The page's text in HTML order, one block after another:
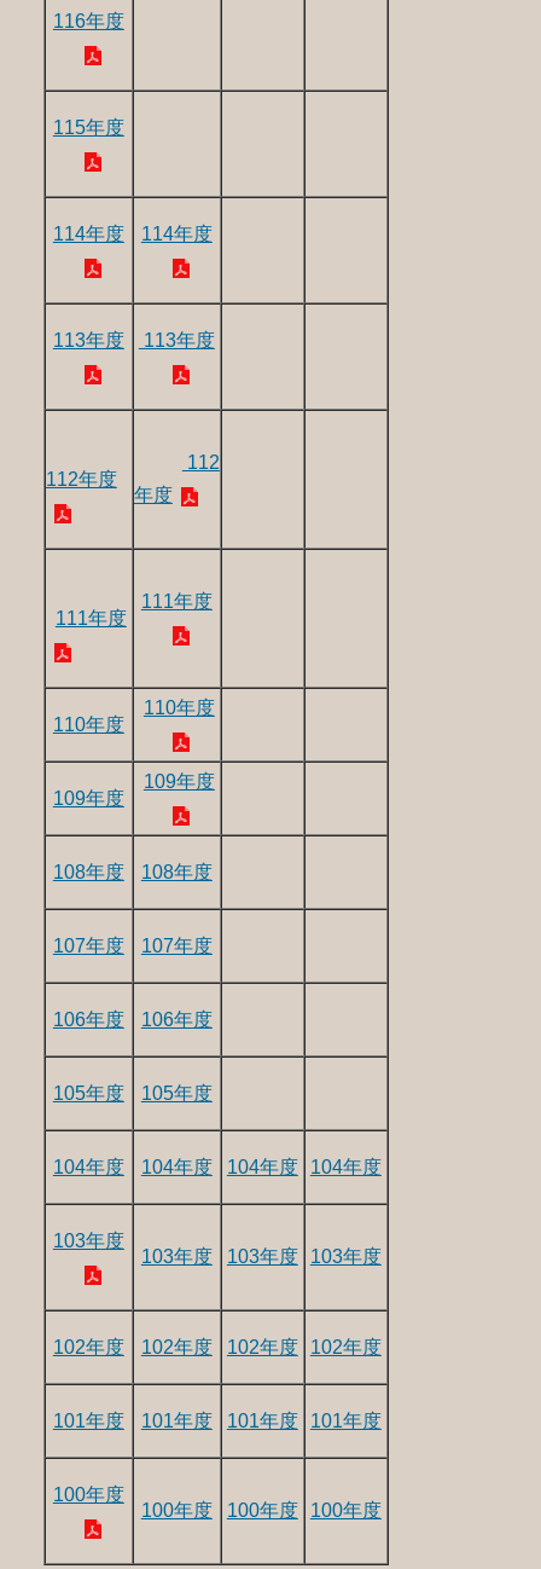
116年度
115年度
114年度 114年度
113年度 113年度
112年度
112
年度
111年度
111年度
110年度
110年度
109年度
109年度
108年度 108年度
107年度 107年度
106年度 106年度
105年度 105年度
104年度 104年度 104年度 104年度
103年度
103年度 103年度 103年度
102年度 102年度 102年度 102年度
101年度 101年度 101年度 101年度
100年度
100年度 100年度 100年度